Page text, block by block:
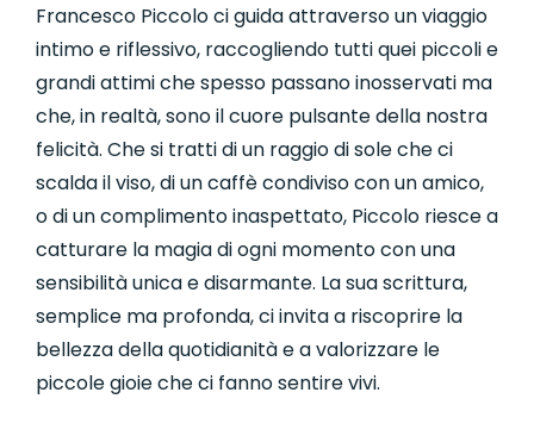
Francesco Piccolo ci guida attraverso un viaggio
intimo e riflessivo, raccogliendo tutti quei piccoli e
grandi attimi che spesso passano inosservati ma
che, in realtà, sono il cuore pulsante della nostra
felicità. Che si tratti di un raggio di sole che ci
scalda il viso, di un caffè condiviso con un amico,
o di un complimento inaspettato, Piccolo riesce a
catturare la magia di ogni momento con una
sensibilità unica e disarmante. La sua scrittura,
semplice ma profonda, ci invita a riscoprire la
bellezza della quotidianità e a valorizzare le
piccole gioie che ci fanno sentire vivi.